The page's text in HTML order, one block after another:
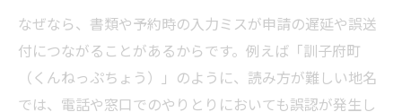
なぜなら、書類や予約時の入力ミスが申請の遅延や誤送
付につながることがあるからです。例えば「訓子府町
（くんねっぷちょう）」のように、読み方が難しい地名
では、電話や窓口でのやりとりにおいても誤認が発生し